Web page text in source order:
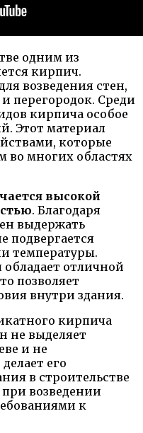
одним из
кирпич.
возведения стен,
перегородок. Среди
кирпича особое
Этот материал
которые
во многих областях
высокой
. Благодаря
выдержать
подвергается
температуры.
отличной
позволяет
внутри здания.
кирпича
не выделяет
и не
его
в строительстве
возведении
к